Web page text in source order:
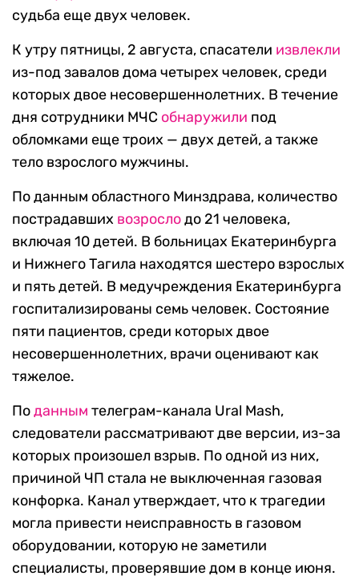
судьба еще двух человек.
К утру пятницы, 2 августа, спасатели извлекли
из-под завалов дома четырех человек, среди
которых двое несовершеннолетних. В течение
дня сотрудники МЧС обнаружили под
обломками еще троих — двух детей, а также
тело взрослого мужчины.
По данным областного Минздрава, количество
пострадавших возрослодо 21 человека,
включая 10 детей. В больницах Екатеринбурга
и Нижнего Тагила находятся шестеро взрослых
и пять детей. В медучреждения Екатеринбурга
госпитализированы семь человек. Состояние
пяти пациентов, среди которых двое
несовершеннолетних, врачи оценивают как
тяжелое.
Поданным телеграм-канала Ural Mash,
следователи рассматривают две версии, из-за
которых произошел взрыв. По одной из них,
причиной ЧП стала не выключенная газовая
конфорка. Канал утверждает, что к трагедии
могла привести неисправность в газовом
оборудовании, которую не заметили
специалисты, проверявшие дом в конце июня.